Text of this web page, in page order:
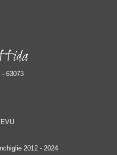
- 63073
2012 - 2024